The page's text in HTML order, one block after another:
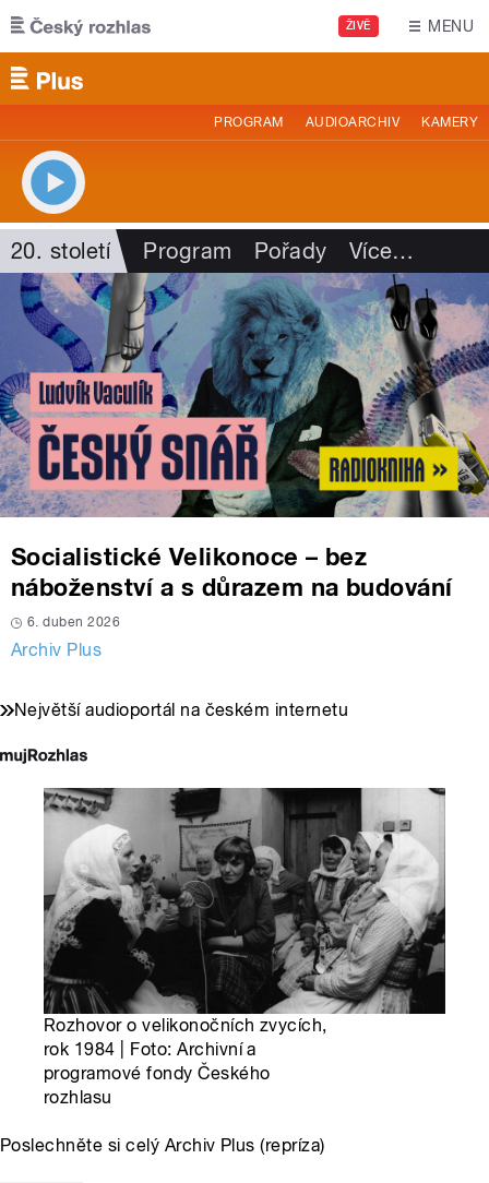
Přejít k hlavnímu obsahu
ŽIVĚ MENU
PROGRAM AUDIOARCHIV KAMERY
20. století Program Pořady Více…
Socialistické Velikonoce – bez
náboženství a s důrazem na budování
6. duben 2026
Archiv Plus
Největší audioportál na českém internetu
Rozhovor o velikonočních zvycích,
rok 1984 | Foto: Archivní a
programové fondy Českého
rozhlasu
Poslechněte si celý Archiv Plus (repríza)